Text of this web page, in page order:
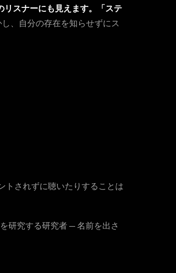
スナーにも見えます。「ステ
、自分の存在を知らせずにス
トされずに聴いたりすることは
研究する研究者 — 名前を出さ